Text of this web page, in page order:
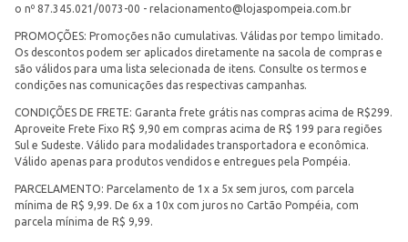
o nº 87.345.021/0073-00 - relacionamento@lojaspompeia.com.br
PROMOÇÕES: Promoções não cumulativas. Válidas por tempo limitado.
Os descontos podem ser aplicados diretamente na sacola de compras e
são válidos para uma lista selecionada de itens. Consulte os termos e
condições nas comunicações das respectivas campanhas.
CONDIÇÕES DE FRETE: Garanta frete grátis nas compras acima de R$299.
Aproveite Frete Fixo R$ 9,90 em compras acima de R$ 199 para regiões
Sul e Sudeste. Válido para modalidades transportadora e econômica.
Válido apenas para produtos vendidos e entregues pela Pompéia.
PARCELAMENTO: Parcelamento de 1x a 5x sem juros, com parcela
mínima de R$ 9,99. De 6x a 10x com juros no Cartão Pompéia, com
parcela mínima de R$ 9,99.